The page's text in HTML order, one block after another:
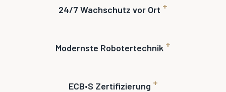
24/7 Wachschutz vor Ort +
Modernste Robotertechnik +
ECB•S Zertifizierung +